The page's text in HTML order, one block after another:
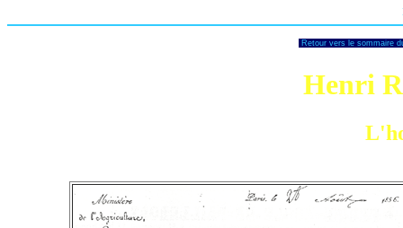
Retour vers le sommaire
Henri